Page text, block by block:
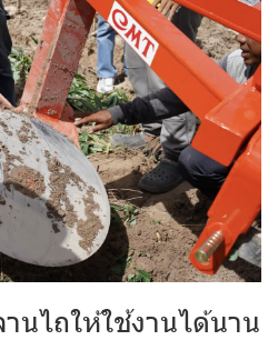
นไถให้ใช้งานได้นาน